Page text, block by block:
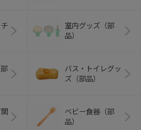
室内グッズ（部
品）
バス・トイレグッ
ズ（部品）
ベビー食器（部
品）